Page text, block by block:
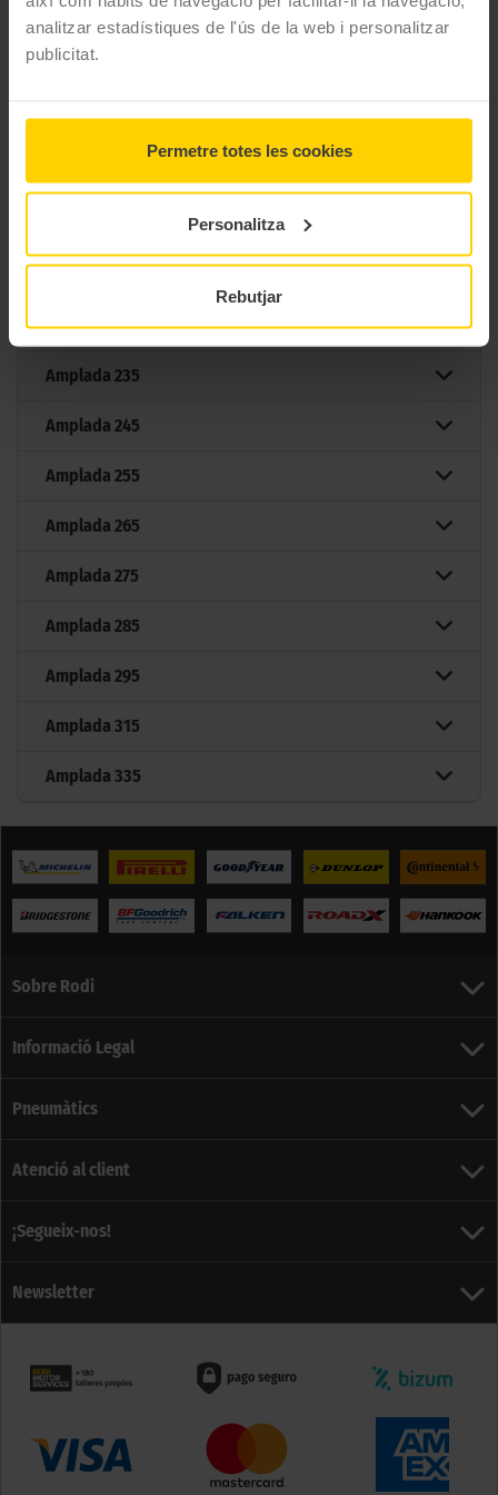
analitzar estadístiques de l'ús de la web i personalitzar
publicitat.
Permetre totes les cookies
Personalitza
Rebutjar
65 MIDES DEL PNEUMÀTIC
Filtrar per mesura
Amplada225
Amplada 235
Amplada 245
Amplada 255
Amplada 265
Amplada 275
Amplada 285
Amplada 295
Amplada 315
Amplada 335
Sobre Rodi
Informació Legal
Pneumàtics
Atenció al client
¡Segueix-nos!
Newsletter